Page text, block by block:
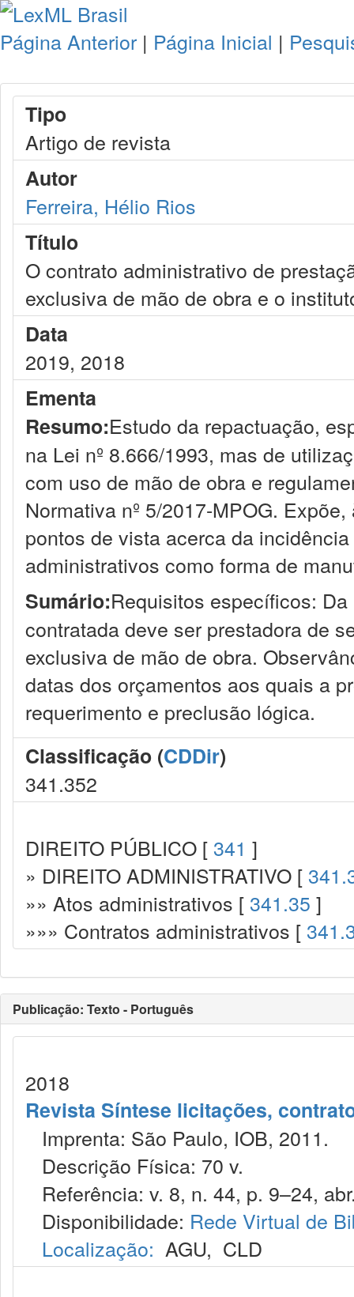
Página Anterior | Página Inicial |
Tipo
Artigo de revista
Autor
Ferreira, Hélio Rios
Título
O contrato administrativo de
exclusiva de mão de obra e o
Data
2019, 2018
Ementa
Resumo:Estudo da repactuação,
na Lei nº 8.666/1993, mas de
com uso de mão de obra e
Normativa nº 5/2017-MPOG.
pontos de vista acerca da
administrativos como forma de
Sumário:Requisitos específicos:
contratada deve ser prestadora de
exclusiva de mão de obra.
datas dos orçamentos aos quais a
requerimento e preclusão lógica.
Classificação (CDDir)
341.352
DIREITO PÚBLICO [ 341 ]
» DIREITO ADMINISTRATIVO [
»» Atos administrativos [ 341.35 ]
»»» Contratos administrativos [
Publicação: Texto - Português
2018
Revista Síntese licitações,
Imprenta: São Paulo, IOB, 2011.
Descrição Física: 70 v.
Referência: v. 8, n. 44, p. 9–24,
Disponibilidade: Rede Virtual de
Localização: AGU, CLD